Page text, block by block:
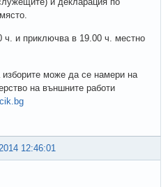
ч. и приключва в 19.00 ч. местно
може да се намери на
на външните работи
12:46:01